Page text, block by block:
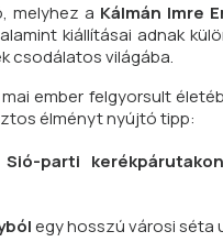
melyhez a Kálmán Imre
kiállításai adnak
csodálatos világába.
ember felgyorsult
élményt nyújtó tipp:
parti
egy hosszú városi séta